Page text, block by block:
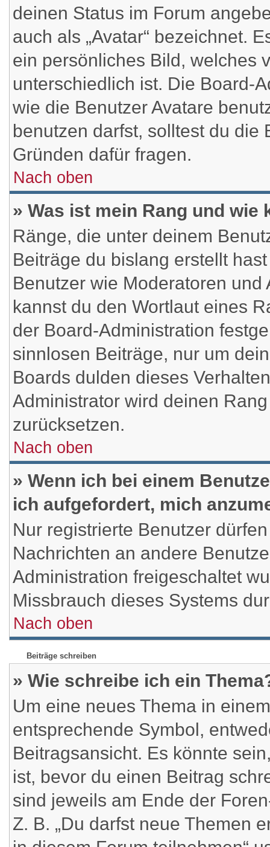
deinen Status im Forum
auch als „Avatar“ bezeichnet.
ein persönliches Bild, welches
unterschiedlich ist. Die Board-
wie die Benutzer Avatare
benutzen darfst, solltest du die
Gründen dafür fragen.
Nach oben
» Was ist mein Rang und wie
Ränge, die unter deinem
Beiträge du bislang erstellt
Benutzer wie Moderatoren
kannst du den Wortlaut eines
der Board-Administration
sinnlosen Beiträge, nur um
Boards dulden dieses
Administrator wird deinen
zurücksetzen.
Nach oben
» Wenn ich bei einem
ich aufgefordert, mich
Nur registrierte Benutzer
Nachrichten an andere
Administration freigeschaltet
Missbrauch dieses Systems
Nach oben
Beiträge schreiben
» Wie schreibe ich ein
Um eine neues Thema in
entsprechende Symbol,
Beitragsansicht. Es könnte
ist, bevor du einen Beitrag
sind jeweils am Ende der
Z. B. „Du darfst neue Themen